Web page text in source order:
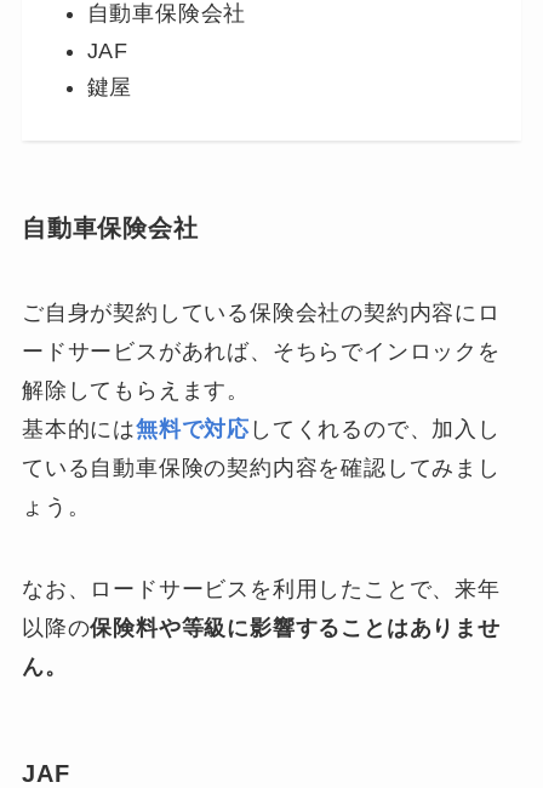
自動車保険会社
JAF
鍵屋
自動車保険会社
ご自身が契約している保険会社の契約内容にロ
ードサービスがあれば、そちらでインロックを
解除してもらえます。
基本的には無料で対応 してくれるので、加入し
ている自動車保険の契約内容を確認してみまし
ょう。
なお、ロードサービスを利用したことで、来年
以降の保険料や等級に影響することはありませ
ん。
JAF